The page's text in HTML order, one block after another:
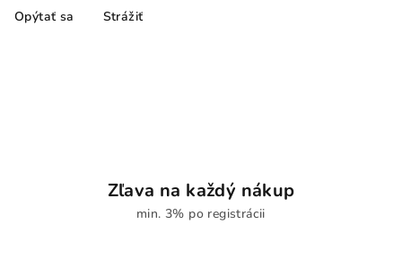
Opýtať sa Strážiť
Zľava na každý nákup
min. 3% po registrácii